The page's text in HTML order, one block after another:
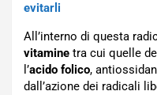
evitarli
All’interno di questa
vitamine tra cui quelle
l’acido folico,
dall’azione dei radicali